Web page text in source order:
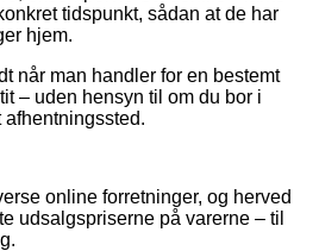
tidspunkt, sådan at de har
hjem.
når man handler for en bestemt
– uden hensyn til om du bor i
online forretninger, og herved
udsalgspriserne på varerne – til